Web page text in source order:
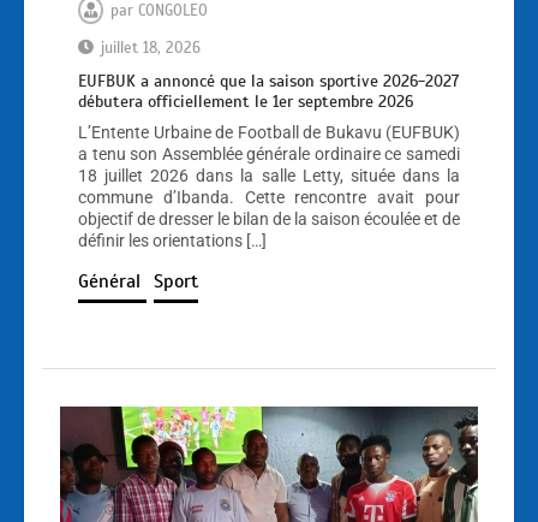
par CONGOLEO
juillet 18, 2026
EUFBUK a annoncé que la saison sportive 2026-2027
débutera officiellement le 1er septembre 2026
L’Entente Urbaine de Football de Bukavu (EUFBUK)
a tenu son Assemblée générale ordinaire ce samedi
18 juillet 2026 dans la salle Letty, située dans la
commune d’Ibanda. Cette rencontre avait pour
objectif de dresser le bilan de la saison écoulée et de
définir les orientations […]
Général Sport